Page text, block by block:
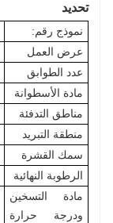
تحديد
نموذج رقم:
عرض العمل
عدد الطوابق
مادة الأسطوانة
مناطق التدفئة
منطقة التبريد
سمك القشرة
الرطوبة النهائية
مادة التسخين
ودرجة حرارة